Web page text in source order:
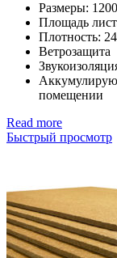
Размеры:
Площадь
Плотность:
Ветрозащита
помещении
Read more
Быстрый просмотр